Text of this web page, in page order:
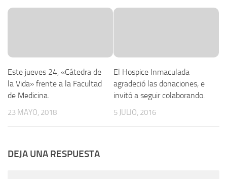
Este jueves 24, «Cátedra de
la Vida» frente a la Facultad
de Medicina.
23 MAYO, 2018
El Hospice Inmaculada
agradeció las donaciones, e
invitó a seguir colaborando.
5 JULIO, 2016
DEJA UNA RESPUESTA